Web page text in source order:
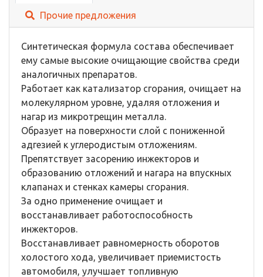
Прочие предложения
Синтетическая формула состава обеспечивает
ему самые высокие очищающие свойства среди
аналогичных препаратов.
Работает как катализатор сгорания, очищает на
молекулярном уровне, удаляя отложения и
нагар из микротрещин металла.
Образует на поверхности слой с пониженной
адгезией к углеродистым отложениям.
Препятствует засорению инжекторов и
образованию отложений и нагара на впускных
клапанах и стенках камеры сгорания.
За одно применение очищает и
восстанавливает работоспособность
инжекторов.
Восстанавливает равномерность оборотов
холостого хода, увеличивает приемистость
автомобиля, улучшает топливную